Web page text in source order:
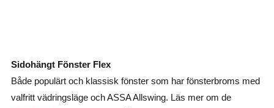
Sidohängt Fönster Flex
Både populärt och klassisk fönster som har fönsterbroms med
valfritt vädringsläge och ASSA Allswing. Läs mer om de